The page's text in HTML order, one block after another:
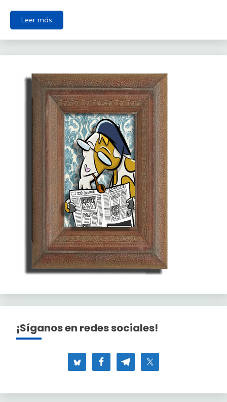
Leer más
¡Síganos en redes sociales!